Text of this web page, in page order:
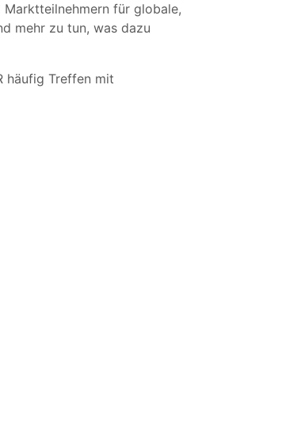
Marktteilnehmern für globale,
mehr zu tun, was dazu
häufig Treffen mit